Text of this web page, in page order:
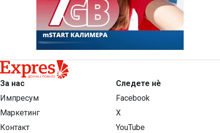
За нас
Импресум
Маркетинг
Контакт
Следете нѐ
Facebook
X
YouTube